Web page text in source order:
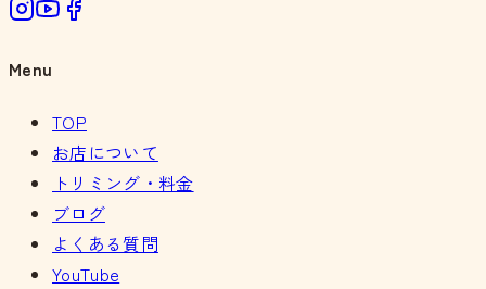
Menu
TOP
お店について
トリミング・料金
ブログ
よくある質問
YouTube